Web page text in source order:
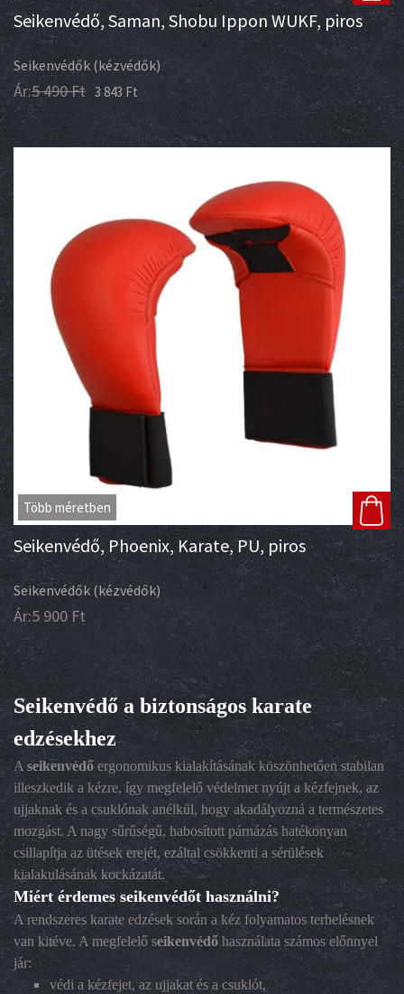
Seikenvédő, Saman, Shobu Ippon WUKF, piros
Seikenvédők (kézvédők)
Ár:5 490Ft 3 843 Ft
Több méretben
Seikenvédő, Phoenix, Karate, PU, piros
Seikenvédők (kézvédők)
Ár:5 900Ft
Seikenvédő a biztonságos karate
edzésekhez
Aseikenvédő ergonomikus kialakításának köszönhetően stabilan
illeszkedik a kézre, így megfelelő védelmet nyújt a kézfejnek, az
ujjaknak és a csuklónak anélkül, hogy akadályozná a természetes
mozgást. A nagy sűrűségű, habosított párnázás hatékonyan
csillapítja az ütések erejét, ezáltal csökkenti a sérülések
kialakulásának kockázatát.
Miért érdemes seikenvédőt használni?
A rendszeres karate edzések során a kéz folyamatos terhelésnek
van kitéve. A megfelelő seikenvédőhasználata számos előnnyel
jár:
védi a kézfejet, az ujjakat és a csuklót,